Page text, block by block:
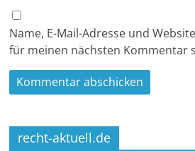
Name, E-Mail-Adresse und
für meinen nächsten Kommentar
recht-aktuell.de